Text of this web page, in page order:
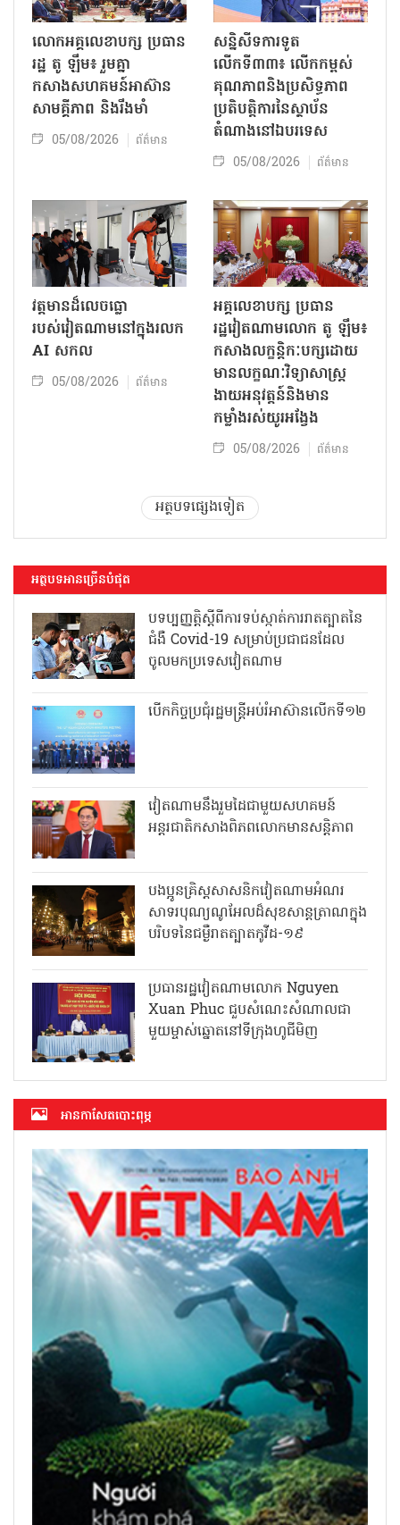
លោក​អគ្គលេខាបក្ស ប្រធាន
រដ្ឋ តូ ឡឹម៖ រួមគ្នា
កសាងសហគមន៍អាស៊ាន
សាមគ្គីភាព និងរឹងមាំ
05/08/2026 ព័ត៌មាន
សន្និសីទការទូត
លើកទី៣៣៖ លើក​កម្ពស់
គុណភាពនិងប្រសិទ្ធភាព
ប្រតិបត្តិការ​នៃស្ថាប័ន​​
តំណាងនៅឯ​បរទេស​
05/08/2026 ព័ត៌មាន
វត្តមានដ៏លេចធ្លោ
របស់វៀតណាមនៅក្នុងរលក
AI សកល
05/08/2026 ព័ត៌មាន
អគ្គលេខាបក្ស ប្រធាន
រដ្ឋវៀតណាមលោក តូ ឡឹម៖
កសាងលក្ខន្តិកៈបក្សដោយ
មានលក្ខណៈវិទ្យាសាស្ត្រ
ងាយអនុវត្តន៍និងមាន
កម្លាំងរស់យូរអង្វែង
05/08/2026 ព័ត៌មាន
អត្ថបទផ្សេងទៀត
អត្ថបទអានច្រើនបំផុត
បទប្បញ្ញត្តិស្តីពីការទប់ស្កាត់ការរាតត្បាតនៃ
ជំងឺ Covid-19 សម្រាប់ប្រជាជនដែល
ចូលមកប្រទេសវៀតណាម
បើកកិច្ចប្រជុំរដ្ឋមន្ត្រីអប់រំអាស៊ានលើកទី១២
វៀតណាមនឹងរួមដៃជាមួយសហគមន៍
អន្តរជាតិកសាងពិភពលោកមានសន្តិភាព
បងប្អូនគ្រិស្តសាសនិកវៀតណាមអំណរ
សាទរបុណ្យណូអែលដ៏សុខសាន្តត្រាណក្នុង
បរិបទនៃជម្ងឺរាតត្បាតកូវីដ-១៩
ប្រធានរដ្ឋវៀតណាមលោក Nguyen
Xuan Phuc ជួបសំណេះសំណាលជា
មួយម្ចាស់ឆ្នោតនៅទីក្រុងហូជីមិញ
អាន​កាសែត​បោះពុម្ភ